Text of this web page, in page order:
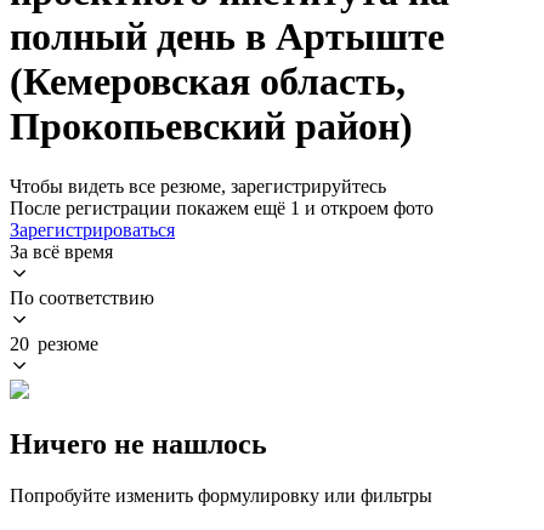
полный день в Артыште
(Кемеровская область,
Прокопьевский район)
Чтобы видеть все резюме, зарегистрируйтесь
После регистрации покажем ещё 1 и откроем фото
Зарегистрироваться
За всё время
По соответствию
20 резюме
Ничего не нашлось
Попробуйте изменить формулировку или фильтры